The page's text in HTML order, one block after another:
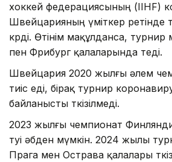
хоккей федерациясының (IIHF)
Швейцарияның үміткер
көрді. Өтінім мақұлданса,
пен Фрибург қалаларында өтеді.
Швейцария 2020 жылғы әлем
тиіс еді, бірақ турнир
байланысты өткізілмеді.
2023 жылғы чемпионат
өтуі әбден мүмкін. 2024 жылы
Прага мен Острава қалалары